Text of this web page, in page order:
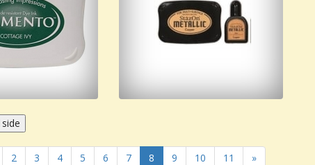
2 3 4 5 6 7 8 9 10 11 »